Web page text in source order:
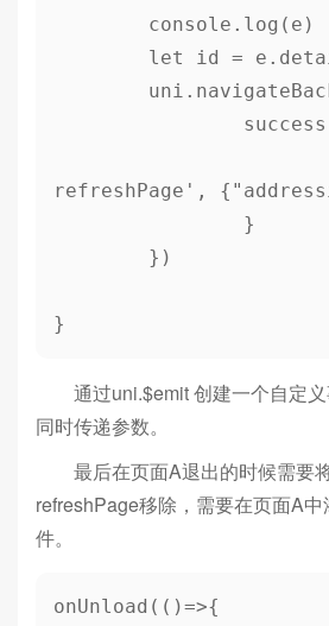
refreshPage',
}
通过uni.$emit 创建一个自定
同时传递参数。
最后在页面A退出的时候需要
refreshPage移除，需要在页面A
件。
onUnload(()=>{